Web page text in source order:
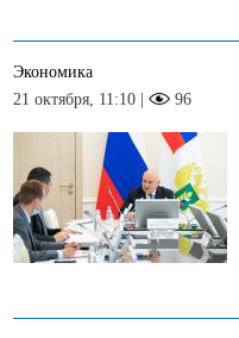
Экономика
21 октября, 11:10 |
96